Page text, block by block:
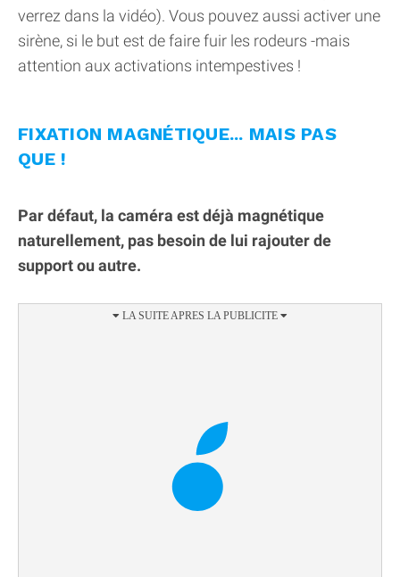
verrez dans la vidéo). Vous pouvez aussi activer une
sirène, si le but est de faire fuir les rodeurs -mais
attention aux activations intempestives !
FIXATION MAGNÉTIQUE... MAIS PAS
QUE !
Par défaut, la caméra est déjà magnétique
naturellement, pas besoin de lui rajouter de
support ou autre.